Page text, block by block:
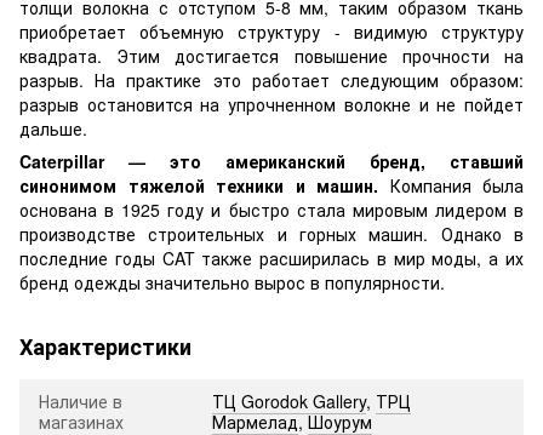
толщи волокна с отступом 5-8 мм, таким образом ткань
приобретает объемную структуру - видимую структуру
квадрата. Этим достигается повышение прочности на
разрыв. На практике это работает следующим образом:
разрыв остановится на упрочненном волокне и не пойдет
дальше.
Caterpillar — это американский бренд, ставший
синонимом тяжелой техники и машин. Компания была
основана в 1925 году и быстро стала мировым лидером в
производстве строительных и горных машин. Однако в
последние годы CAT также расширилась в мир моды, а их
бренд одежды значительно вырос в популярности.
Характеристики
Наличие в
магазинах
ТЦ Gorodok Gallery, ТРЦ
Мармелад,Шоурум